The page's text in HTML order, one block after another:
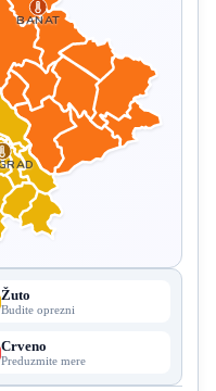
BANAT
Žuto
Budite oprezni
Crveno
Preduzmite mere